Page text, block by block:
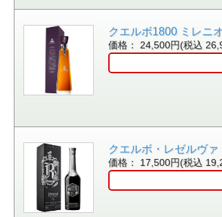
クエルボ1800 ミレニ
価格： 24,500円(税込
クエルボ・レゼルヴ
価格： 17,500円(税込